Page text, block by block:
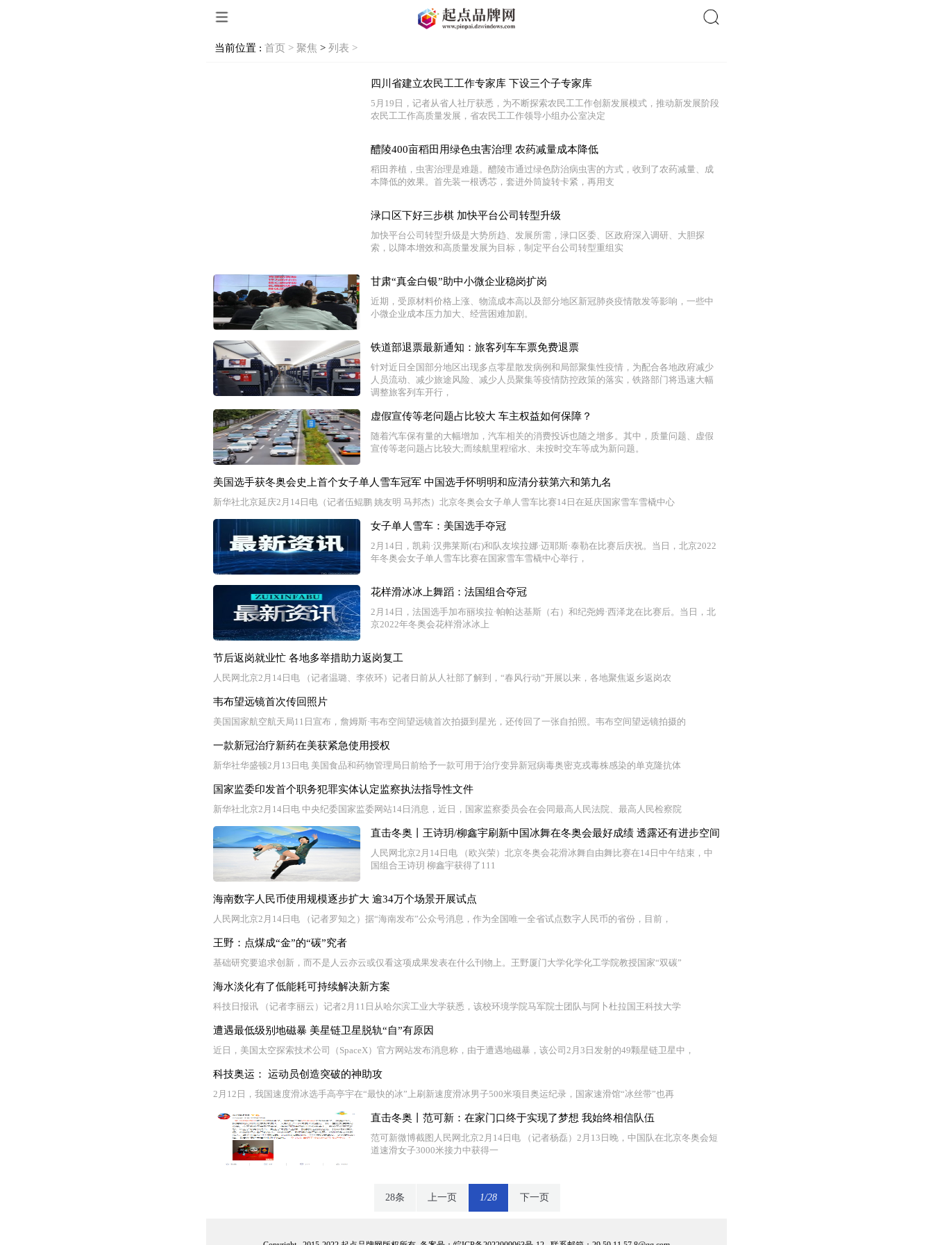
当前位置 : 首页 > 聚焦 > 列表 >
四川省建立农民工工作专家库 下设三个子专家库
5月19日，记者从省人社厅获悉，为不断探索农民工工作创新发展模式，推动新发展阶段
农民工工作高质量发展，省农民工工作领导小组办公室决定
醴陵400亩稻田用绿色虫害治理 农药减量成本降低
稻田养植，虫害治理是难题。醴陵市通过绿色防治病虫害的方式，收到了农药减量、成
本降低的效果。首先装一根诱芯，套进外筒旋转卡紧，再用支
渌口区下好三步棋 加快平台公司转型升级
加快平台公司转型升级是大势所趋、发展所需，渌口区委、区政府深入调研、大胆探
索，以降本增效和高质量发展为目标，制定平台公司转型重组实
甘肃“真金白银”助中小微企业稳岗扩岗
近期，受原材料价格上涨、物流成本高以及部分地区新冠肺炎疫情散发等影响，一些中
小微企业成本压力加大、经营困难加剧。
铁道部退票最新通知：旅客列车车票免费退票
针对近日全国部分地区出现多点零星散发病例和局部聚集性疫情，为配合各地政府减少
人员流动、减少旅途风险、减少人员聚集等疫情防控政策的落实，铁路部门将迅速大幅
调整旅客列车开行，
虚假宣传等老问题占比较大 车主权益如何保障？
随着汽车保有量的大幅增加，汽车相关的消费投诉也随之增多。其中，质量问题、虚假
宣传等老问题占比较大;而续航里程缩水、未按时交车等成为新问题。
美国选手获冬奥会史上首个女子单人雪车冠军 中国选手怀明明和应清分获第六和第九名
新华社北京延庆2月14日电（记者伍鲲鹏 姚友明 马邦杰）北京冬奥会女子单人雪车比赛14日在延庆国家雪车雪橇中心
女子单人雪车：美国选手夺冠
2月14日，凯莉·汉弗莱斯(右)和队友埃拉娜·迈耶斯·泰勒在比赛后庆祝。当日，北京2022
年冬奥会女子单人雪车比赛在国家雪车雪橇中心举行，
花样滑冰冰上舞蹈：法国组合夺冠
2月14日，法国选手加布丽埃拉·帕帕达基斯（右）和纪尧姆·西泽龙在比赛后。当日，北
京2022年冬奥会花样滑冰冰上
节后返岗就业忙 各地多举措助力返岗复工
人民网北京2月14日电 （记者温璐、李依环）记者日前从人社部了解到，“春风行动”开展以来，各地聚焦返乡返岗农
韦布望远镜首次传回照片
美国国家航空航天局11日宣布，詹姆斯·韦布空间望远镜首次拍摄到星光，还传回了一张自拍照。韦布空间望远镜拍摄的
一款新冠治疗新药在美获紧急使用授权
新华社华盛顿2月13日电 美国食品和药物管理局日前给予一款可用于治疗变异新冠病毒奥密克戎毒株感染的单克隆抗体
国家监委印发首个职务犯罪实体认定监察执法指导性文件
新华社北京2月14日电 中央纪委国家监委网站14日消息，近日，国家监察委员会在会同最高人民法院、最高人民检察院
直击冬奥丨王诗玥/柳鑫宇刷新中国冰舞在冬奥会最好成绩 透露还有进步空间
人民网北京2月14日电 （欧兴荣）北京冬奥会花滑冰舞自由舞比赛在14日中午结束，中
国组合王诗玥 柳鑫宇获得了111
海南数字人民币使用规模逐步扩大 逾34万个场景开展试点
人民网北京2月14日电 （记者罗知之）据“海南发布”公众号消息，作为全国唯一全省试点数字人民币的省份，目前，
王野：点煤成“金”的“碳”究者
基础研究要追求创新，而不是人云亦云或仅看这项成果发表在什么刊物上。王野厦门大学化学化工学院教授国家“双碳”
海水淡化有了低能耗可持续解决新方案
科技日报讯 （记者李丽云）记者2月11日从哈尔滨工业大学获悉，该校环境学院马军院士团队与阿卜杜拉国王科技大学
遭遇最低级别地磁暴 美星链卫星脱轨“自”有原因
近日，美国太空探索技术公司（SpaceX）官方网站发布消息称，由于遭遇地磁暴，该公司2月3日发射的49颗星链卫星中，
科技奥运： 运动员创造突破的神助攻
2月12日，我国速度滑冰选手高亭宇在“最快的冰”上刷新速度滑冰男子500米项目奥运纪录，国家速滑馆“冰丝带”也再
直击冬奥丨范可新：在家门口终于实现了梦想 我始终相信队伍
范可新微博截图人民网北京2月14日电 （记者杨磊）2月13日晚，中国队在北京冬奥会短
道速滑女子3000米接力中获得一
28条 上一页 1/28 下一页